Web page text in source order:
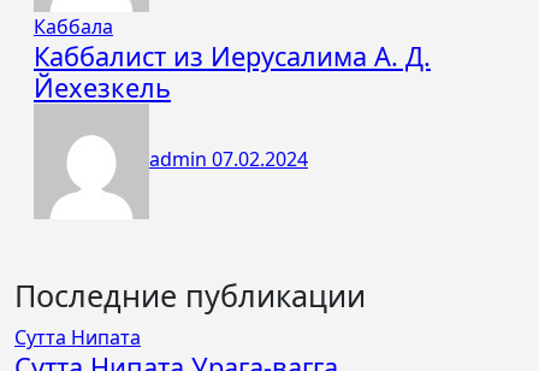
Каббала
Каббалист из Иерусалима А. Д.
Йехезкель
admin 07.02.2024
Последние публикации
Сутта Нипата